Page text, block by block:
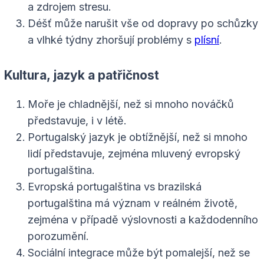
a zdrojem stresu.
Déšť může narušit vše od dopravy po schůzky
a vlhké týdny zhoršují problémy s plísní.
Kultura, jazyk a patřičnost
Moře je chladnější, než si mnoho nováčků
představuje, i v létě.
Portugalský jazyk je obtížnější, než si mnoho
lidí představuje, zejména mluvený evropský
portugalština.
Evropská portugalština vs brazilská
portugalština má význam v reálném životě,
zejména v případě výslovnosti a každodenního
porozumění.
Sociální integrace může být pomalejší, než se